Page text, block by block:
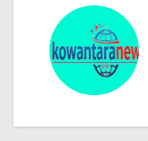
s